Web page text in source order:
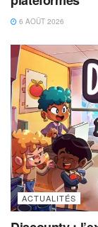
6 AOÛT 2026
ACTUALITÉS